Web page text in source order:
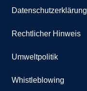
Datenschutzerklärung
Rechtlicher Hinweis
Umweltpolitik
Whistleblowing